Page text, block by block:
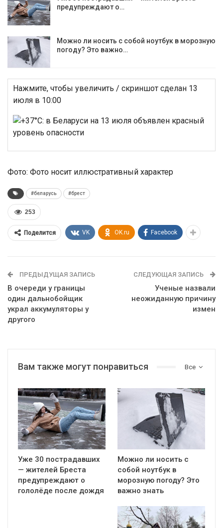
предупреждают о…
Можно ли носить с собой ноутбук в морозную
погоду? Это важно…
Нажмите, чтобы увеличить / скриншот сделан 13
июля в 10:00
Фото: Фото носит иллюстративный характер
#беларусь #брест
253
Поделится VK OK.ru Facebook
ПРЕДЫДУЩАЯ ЗАПИСЬ
В очереди у границы
один дальнобойщик
украл аккумуляторы у
другого
СЛЕДУЮЩАЯ ЗАПИСЬ
Ученые назвали
неожиданную причину
измен
Все
Вам также могут понравиться
Уже 30 пострадавших
— жителей Бреста
предупреждают о
гололёде после дождя
Можно ли носить с
собой ноутбук в
морозную погоду? Это
важно знать